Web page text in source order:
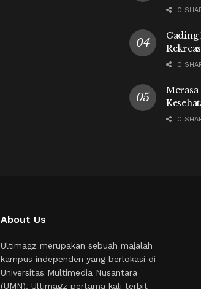
0
Gading
0
Merasa
0
About Us
Ultimagz merupakan sebuah majalah
kampus independen yang berlokasi di
Universitas Multimedia Nusantara
(UMN). Ultimagz pertama kali terbit